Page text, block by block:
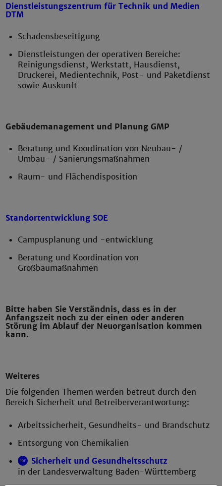
Dienstleistungszentrum für Technik und Medien
DTM
Schadensbeseitigung
Dienstleistungen der operativen Bereiche:
Reinigungsdienst, Werkstatt, Hausdienst,
Druckerei, Medientechnik, Post- und Paketdienst
sowie Auskunft
Gebäudemanagement und Planung GMP
Beratung und Koordination von Neubau- /
Umbau- / Sanierungsmaßnahmen
Raum- und Flächendisposition
Standortentwicklung SOE
Campusplanung und -entwicklung
Beratung und Koordination von
Großbaumaßnahmen
Bitte haben Sie Verständnis, dass es in der
Anfangszeit noch zu der einen oder anderen
Störung im Ablauf der Neuorganisation kommen
kann.
Weiteres
Die folgenden Themen werden betreut durch den
Bereich Sicherheit und Betreiberverantwortung:
Arbeitssicherheit, Gesundheits- und Brandschutz
Entsorgung von Chemikalien
Sicherheit und Gesundheitsschutz
in der Landesverwaltung Baden-Württemberg